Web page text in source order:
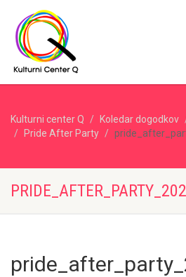
Kulturni center Q Koledar dogodkov
Pride After Party